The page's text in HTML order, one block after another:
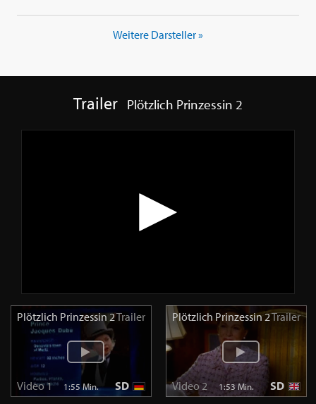
Weitere Darsteller »
Trailer Plötzlich Prinzessin 2
Plötzlich Prinzessin 2Trailer
Video 1 1:55 Min. SD
Plötzlich Prinzessin 2Trailer
Video 2 1:53 Min. SD